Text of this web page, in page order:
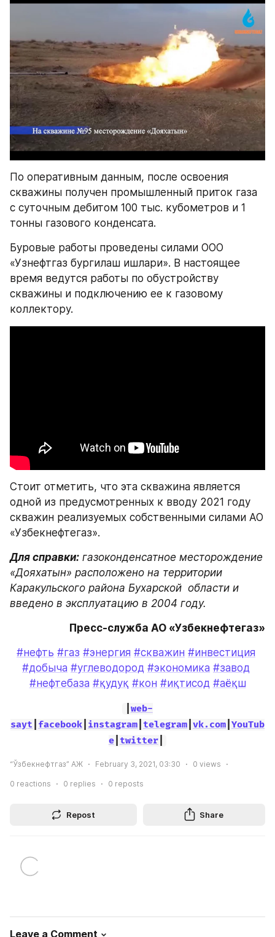
По оперативным данным, после освоения
скважины получен промышленный приток газа
с суточным дебитом 100 тыс. кубометров и 1
тонны газового конденсата.
Буровые работы проведены силами ООО
«Узнефтгаз бургилаш ишлари». В настоящее
время ведутся работы по обустройству
скважины и подключению ее к газовому
коллектору.
Стоит отметить, что эта скважина является
одной из предусмотренных к вводу 2021 году
скважин реализуемых собственными силами АО
«Узбекнефтегаз».
Для справки: газоконденсатное месторождение
«Дояхатын» расположено на территории
Каракульского района Бухарской  области и
введено в эксплуатацию в 2004 году.
Пресс-служба АО «Узбекнефтегаз»
#нефть #газ #энергия #скважин #инвестиция
#добыча #углеводород #экономика #завод
#нефтебаза #қудуқ #кон #иқтисод #аёқш
web-
sayt facebook instagram telegram vk.com YouTub
e| twitter|
“Ўзбекнефтгаз” АЖ February 3, 2021, 03:30 0 views
0 reactions 0 replies 0 reposts
Repost Share
Leave a Comment